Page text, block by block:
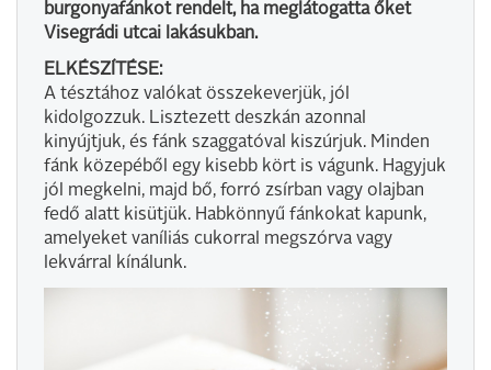
burgonyafánkot rendelt, ha meglátogatta őket
Visegrádi utcai lakásukban.
ELKÉSZÍTÉSE:
A tésztához valókat összekeverjük, jól
kidolgozzuk. Lisztezett deszkán azonnal
kinyújtjuk, és fánk szaggatóval kiszúrjuk. Minden
fánk közepéből egy kisebb kört is vágunk. Hagyjuk
jól megkelni, majd bő, forró zsírban vagy olajban
fedő alatt kisütjük. Habkönnyű fánkokat kapunk,
amelyeket vaníliás cukorral megszórva vagy
lekvárral kínálunk.